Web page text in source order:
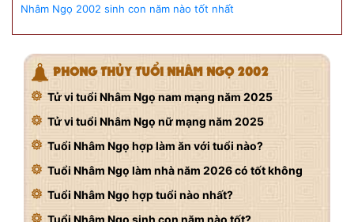
Nhâm Ngọ 2002 sinh con năm nào tốt nhất
PHONG THỦY TUỔI NHÂM NGỌ 2002
Tử vi tuổi Nhâm Ngọ nam mạng năm 2025
Tử vi tuổi Nhâm Ngọ nữ mạng năm 2025
Tuổi Nhâm Ngọ hợp làm ăn với tuổi nào?
Tuổi Nhâm Ngọ làm nhà năm 2026 có tốt không
Tuổi Nhâm Ngọ hợp tuổi nào nhất?